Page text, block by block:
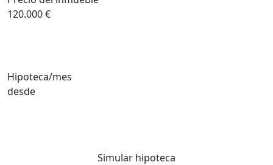
120.000 €
Hipoteca/mes
desde
Simular hipoteca